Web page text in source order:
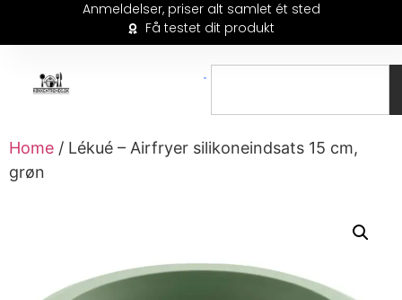
Anmeldelser, priser alt samlet ét sted
Få testet dit produkt
Home / Lékué – Airfryer silikoneindsats 15 cm,
grøn